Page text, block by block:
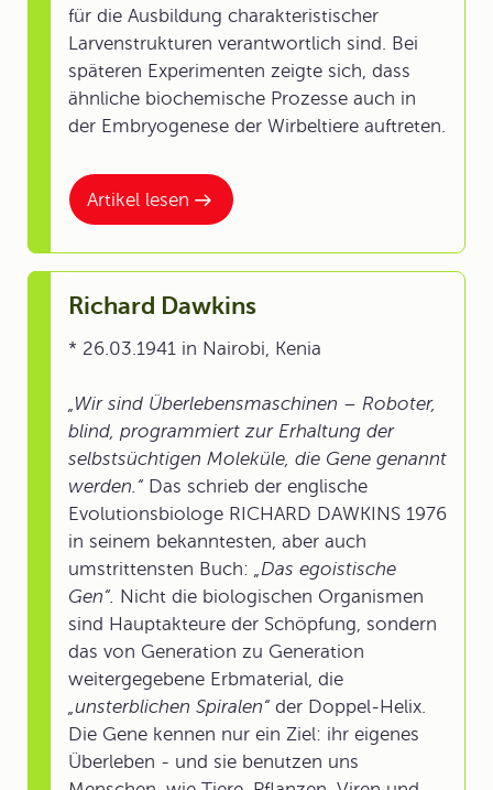
Artikel lesen
für die Ausbildung charakteristischer
Larvenstrukturen verantwortlich sind. Bei
späteren Experimenten zeigte sich, dass
ähnliche biochemische Prozesse auch in
der Embryogenese der Wirbeltiere auftreten.
Richard Dawkins
* 26.03.1941 in Nairobi, Kenia
„Wir sind Überlebensmaschinen – Roboter,
blind, programmiert zur Erhaltung der
selbstsüchtigen Moleküle, die Gene genannt
werden.“ Das schrieb der englische
Evolutionsbiologe RICHARD DAWKINS 1976
in seinem bekanntesten, aber auch
umstrittensten Buch: „Das egoistische
Gen“. Nicht die biologischen Organismen
sind Hauptakteure der Schöpfung, sondern
das von Generation zu Generation
weitergegebene Erbmaterial, die
„unsterblichen Spiralen“ der Doppel-Helix.
Die Gene kennen nur ein Ziel: ihr eigenes
Überleben - und sie benutzen uns